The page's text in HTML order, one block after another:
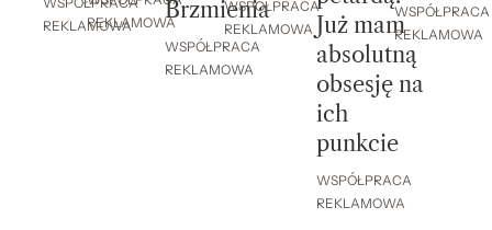
REKLAMOWAREKLAMOWA
Brzmienia
WSPÓŁPRACA
REKLAMOWA
WSPÓŁPRACA
REKLAMOWA Już mam
absolutną
obsesję na
ich
punkcie
WSPÓŁPRACA
REKLAMOWA
WSPÓŁPRACA
REKLAMOWA